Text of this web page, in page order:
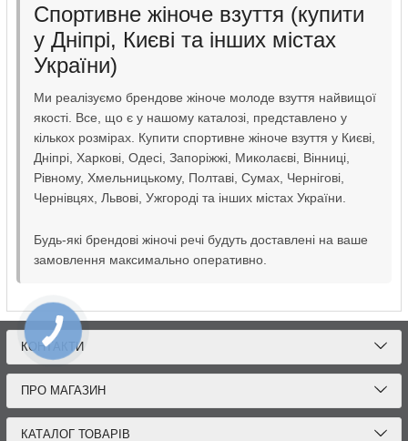
Спортивне жіноче взуття (купити
у Дніпрі, Києві та інших містах
України)
Ми реалізуємо брендове жіноче молоде взуття найвищої
якості. Все, що є у нашому каталозі, представлено у
кількох розмірах. Купити спортивне жіноче взуття у Києві,
Дніпрі, Харкові, Одесі, Запоріжжі, Миколаєві, Вінниці,
Рівному, Хмельницькому, Полтаві, Сумах, Чернігові,
Чернівцях, Львові, Ужгороді та інших містах України.
Будь-які брендові жіночі речі будуть доставлені на ваше
замовлення максимально оперативно.
КОНТАКТИ
ПРО МАГАЗИН
КАТАЛОГ ТОВАРІВ